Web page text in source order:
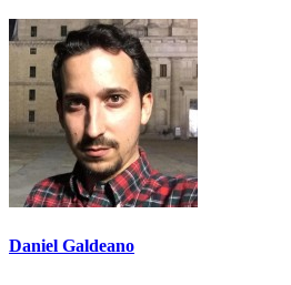
Daniel Galdeano